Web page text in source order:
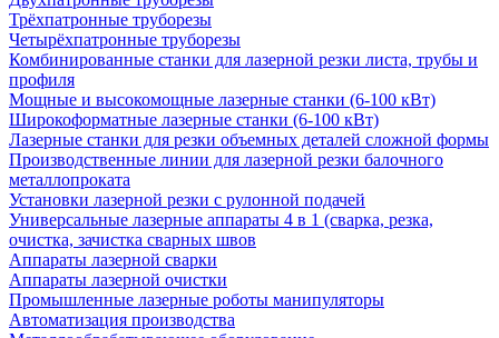
Трёхпатронные труборезы
Четырёхпатронные труборезы
Комбинированные станки для лазерной резки листа, трубы и
профиля
Мощные и высокомощные лазерные станки (6-100 кВт)
Широкоформатные лазерные станки (6-100 кВт)
Лазерные станки для резки объемных деталей сложной формы
Производственные линии для лазерной резки балочного
металлопроката
Установки лазерной резки с рулонной подачей
Универсальные лазерные аппараты 4 в 1 (сварка, резка,
очистка, зачистка сварных швов
Аппараты лазерной сварки
Аппараты лазерной очистки
Промышленные лазерные роботы манипуляторы
Автоматизация производства